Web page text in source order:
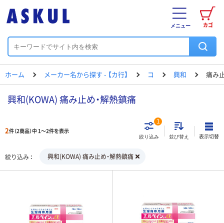
カゴ
メニュー
ホーム メーカー名から探す - 【カ行】 コ 興和 痛み
興和(KOWA) 痛み止め・解熱鎮痛
2件（2商品）中 1～2件を表示
絞り込み
1
並び替え 表示切替
絞り込み 興和(KOWA) 痛み止め・解熱鎮痛